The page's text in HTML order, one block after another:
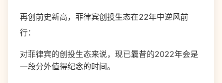
再创前史新高，菲律宾创投生态在22年中逆风前
行：
对菲律宾的创投生态来说，现已曩昔的2022年会是
一段分外值得纪念的时间。